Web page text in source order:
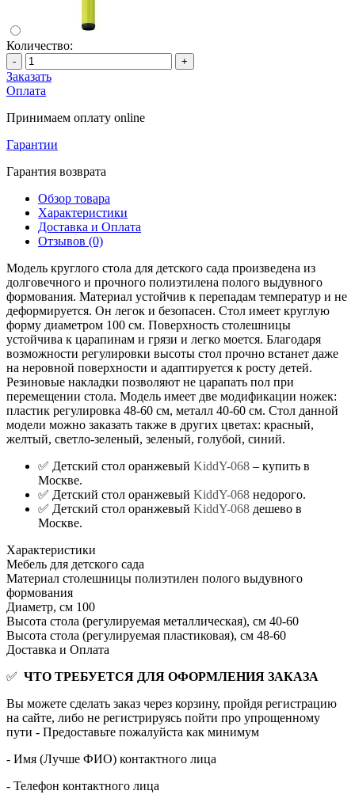
Количество:
- +
Заказать
Оплата
Принимаем оплату online
Гарантии
Гарантия возврата
Обзор товара
Характеристики
Доставка и Оплата
Отзывов (0)
Модель круглого стола для детского сада произведена из
долговечного и прочного полиэтилена полого выдувного
формования. Материал устойчив к перепадам температур и не
деформируется. Он легок и безопасен. Стол имеет круглую
форму диаметром 100 см. Поверхность столешницы
устойчива к царапинам и грязи и легко моется. Благодаря
возможности регулировки высоты стол прочно встанет даже
на неровной поверхности и адаптируется к росту детей.
Резиновые накладки позволяют не царапать пол при
перемещении стола. Модель имеет две модификации ножек:
пластик регулировка 48-60 см, металл 40-60 см. Стол данной
модели можно заказать также в других цветах: красный,
желтый, светло-зеленый, зеленый, голубой, синий.
✅ Детский стол оранжевый KiddY-068 – купить в
Москве.
✅ Детский стол оранжевый KiddY-068 недорого.
✅ Детский стол оранжевый KiddY-068 дешево в
Москве.
Характеристики
Мебель для детского сада
Материал столешницы полиэтилен полого выдувного
формования
Диаметр, см 100
Высота стола (регулируемая металлическая), см 40-60
Высота стола (регулируемая пластиковая), см 48-60
Доставка и Оплата
✅ ЧТО ТРЕБУЕТСЯ ДЛЯ ОФОРМЛЕНИЯ ЗАКАЗА
Вы можете сделать заказ через корзину, пройдя регистрацию
на сайте, либо не регистрируясь пойти про упрощенному
пути - Предоставьте пожалуйста как минимум
- Имя (Лучше ФИО) контактного лица
- Телефон контактного лица